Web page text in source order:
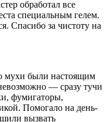
обработал все
специальным гелем.
Спасибо за чистоту на
мухи были настоящим
— сразу тучи
фумигаторы,
Помогало на день-
вызвать